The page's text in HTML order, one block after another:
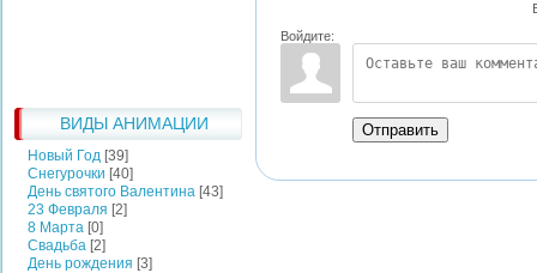
ВИДЫ АНИМАЦИИ
Новый Год [39]
Снегурочки [40]
День святого Валентина [43]
23 Февраля [2]
8 Марта [0]
Свадьба [2]
День рождения [3]
Войдите:
Отправить